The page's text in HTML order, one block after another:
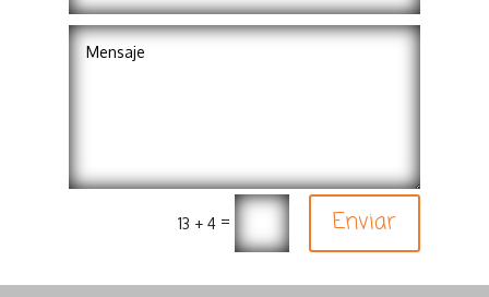
13 + 4 = Enviar